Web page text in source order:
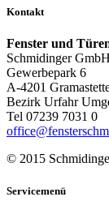
Kontakt
Fenster und
Schmidinger GmbH
Gewerbepark 6
A-4201
Bezirk Urfahr
Tel 07239 7031 0
© 2015
Servicemenü